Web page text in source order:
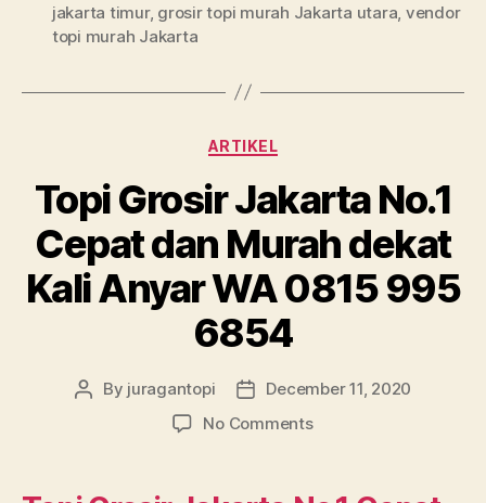
jakarta timur, grosir topi murah Jakarta utara, vendor
topi murah Jakarta
Categories
ARTIKEL
Topi Grosir Jakarta No.1
Cepat dan Murah dekat
Kali Anyar WA 0815 995
6854
Post
By juragantopi
PostDecember 11, 2020
No Commentson
Jakarta